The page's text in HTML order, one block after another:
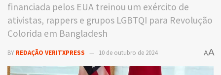
financiada pelos EUA treinou um exército de
ativistas, rappers e grupos LGBTQI para Revolução
Colorida em Bangladesh
BY REDAÇÃO VERITXPRESS 10 de outubro de 2024 AA